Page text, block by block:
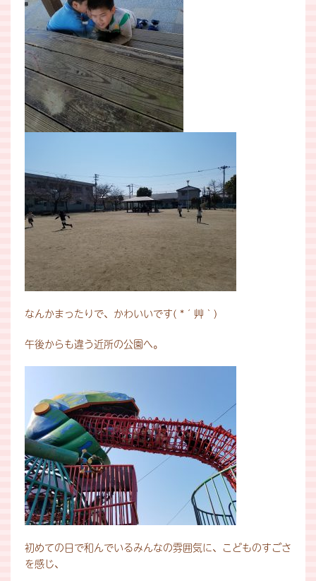
なんかまったりで、かわいいです( *´艸｀)
午後からも違う近所の公園へ。
初めての日で和んでいるみんなの雰囲気に、こどものすごさ
を感じ、